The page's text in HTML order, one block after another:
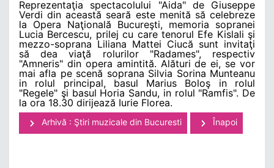
Reprezentaţia spectacolului "Aida" de Giuseppe
Verdi din această seară este menită să celebreze
la Opera Naţională Bucureşti, memoria sopranei
Lucia Bercescu, prilej cu care tenorul Efe Kislali şi
mezzo-soprana Liliana Mattei Ciucă sunt invitaţi
să dea viaţă rolurilor "Radames", respectiv
"Amneris" din opera amintită. Alături de ei, se vor
mai afla pe scenă soprana Silvia Sorina Munteanu
in rolul principal, basul Marius Boloş in rolul
"Regele" şi basul Horia Sandu, in rolul "Ramfis". De
la ora 18.30 dirijează Iurie Florea.
Arhivă : Ştiri muzicale din Bucuresti Înapoi